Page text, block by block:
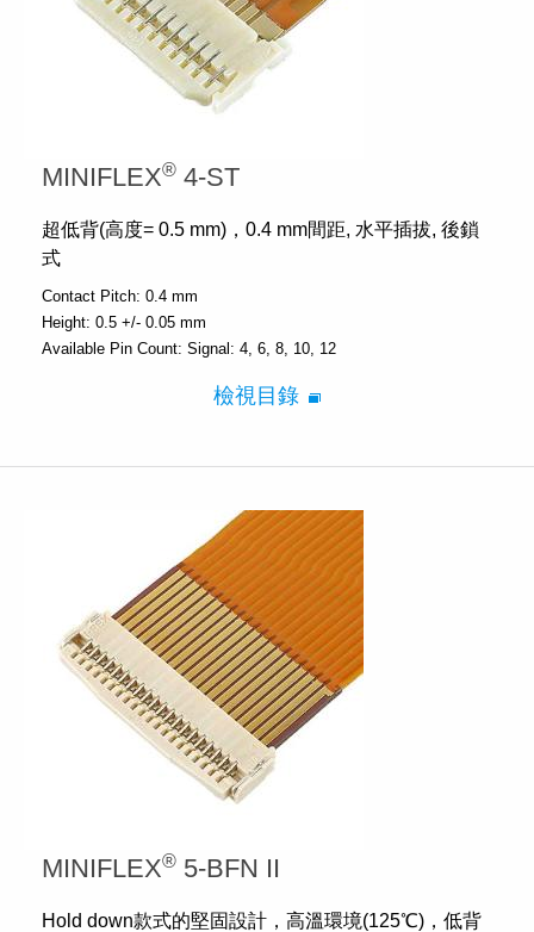
MINIFLEX® 4-ST
超低背(高度= 0.5 mm)，0.4 mm間距, 水平插拔, 後鎖
式
Contact Pitch: 0.4 mm
Height: 0.5 +/- 0.05 mm
Available Pin Count: Signal: 4, 6, 8, 10, 12
檢視目錄
MINIFLEX® 5-BFN II
Hold down款式的堅固設計，高溫環境(125℃)，低背